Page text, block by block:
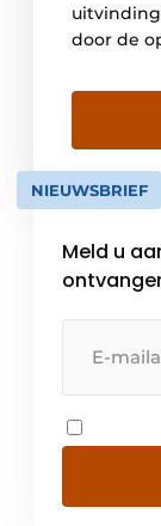
door de
tot een
een
hele
NIEUWSBRIEF
Meld u